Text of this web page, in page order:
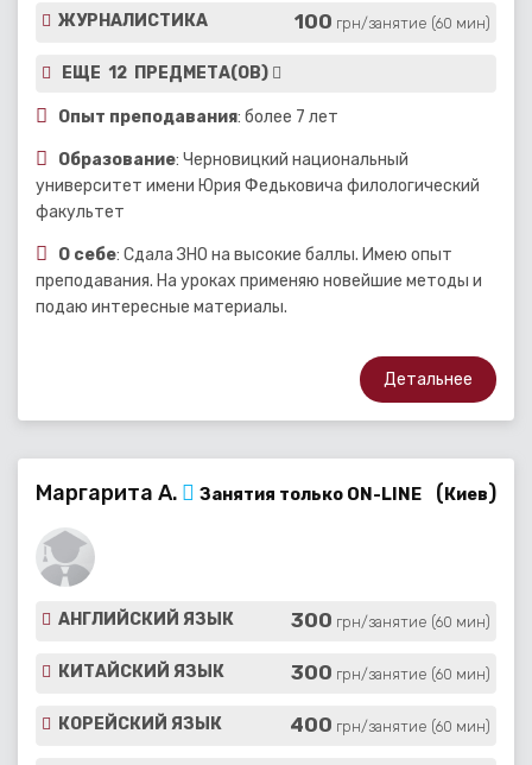
ЖУРНАЛИСТИКА 100 грн/занятие (60 мин)
ЕЩЕ 12 ПРЕДМЕТА(ОВ)
Опыт преподавания: более 7 лет
Образование: Черновицкий национальный
университет имени Юрия Федьковича филологический
факультет
О себе: Сдала ЗНО на высокие баллы. Имею опыт
преподавания. На уроках применяю новейшие методы и
подаю интересные материалы.
Детальнее
Маргарита А. Занятия только ON-LINE ( Киев)
АНГЛИЙСКИЙ ЯЗЫК 300 грн/занятие (60 мин)
КИТАЙСКИЙ ЯЗЫК 300 грн/занятие (60 мин)
КОРЕЙСКИЙ ЯЗЫК 400 грн/занятие (60 мин)